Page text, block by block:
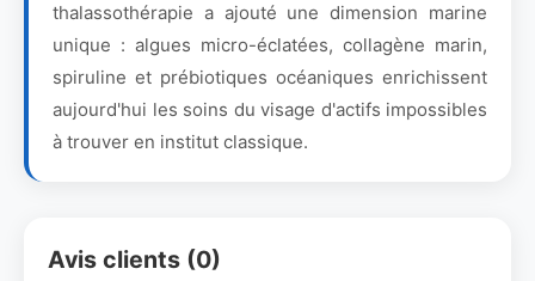
thalassothérapie a ajouté une dimension marine
unique : algues micro-éclatées, collagène marin,
spiruline et prébiotiques océaniques enrichissent
aujourd'hui les soins du visage d'actifs impossibles
à trouver en institut classique.
Avis clients (0)